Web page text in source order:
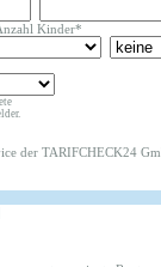
Kinder*
der TARIFCHECK24